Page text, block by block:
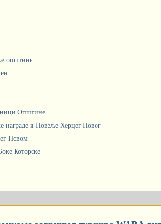
општине
Општине
награде и Повеље Херцег Новог
Новом
Которске